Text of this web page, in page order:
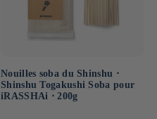
Nouilles soba du Shinshu ⋅
Shinshu Togakushi Soba pour
iRASSHAi ⋅ 200g